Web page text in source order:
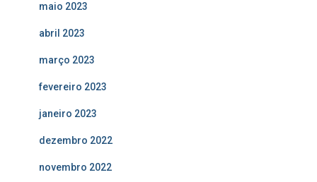
maio 2023
abril 2023
março 2023
fevereiro 2023
janeiro 2023
dezembro 2022
novembro 2022